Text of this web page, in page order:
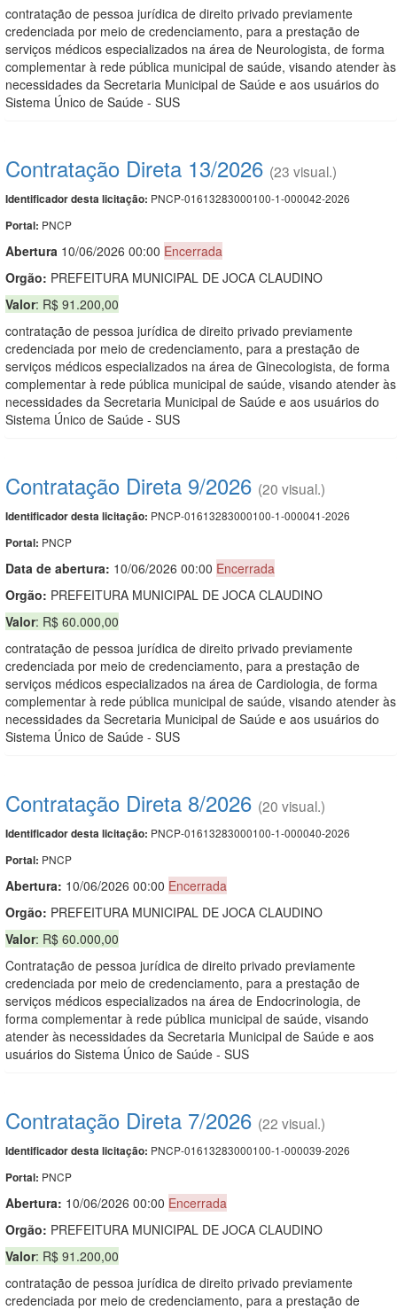
contratação de pessoa jurídica de direito privado previamente
credenciada por meio de credenciamento, para a prestação de
serviços médicos especializados na área de Neurologista, de forma
complementar à rede pública municipal de saúde, visando atender às
necessidades da Secretaria Municipal de Saúde e aos usuários do
Sistema Único de Saúde - SUS
Contratação Direta 13/2026 (23 visual.)
Identificador desta licitação: PNCP-01613283000100-1-000042-2026
Portal: PNCP
Abertura 10/06/2026 00:00 Encerrada
Orgão: PREFEITURA MUNICIPAL DE JOCA CLAUDINO
Valor: R$ 91.200,00
contratação de pessoa jurídica de direito privado previamente
credenciada por meio de credenciamento, para a prestação de
serviços médicos especializados na área de Ginecologista, de forma
complementar à rede pública municipal de saúde, visando atender às
necessidades da Secretaria Municipal de Saúde e aos usuários do
Sistema Único de Saúde - SUS
Contratação Direta 9/2026 (20 visual.)
Identificador desta licitação: PNCP-01613283000100-1-000041-2026
Portal: PNCP
Data de abertura: 10/06/2026 00:00 Encerrada
Orgão: PREFEITURA MUNICIPAL DE JOCA CLAUDINO
Valor: R$ 60.000,00
contratação de pessoa jurídica de direito privado previamente
credenciada por meio de credenciamento, para a prestação de
serviços médicos especializados na área de Cardiologia, de forma
complementar à rede pública municipal de saúde, visando atender às
necessidades da Secretaria Municipal de Saúde e aos usuários do
Sistema Único de Saúde - SUS
Contratação Direta 8/2026 (20 visual.)
Identificador desta licitação: PNCP-01613283000100-1-000040-2026
Portal: PNCP
Abertura: 10/06/2026 00:00 Encerrada
Orgão: PREFEITURA MUNICIPAL DE JOCA CLAUDINO
Valor: R$ 60.000,00
Contratação de pessoa jurídica de direito privado previamente
credenciada por meio de credenciamento, para a prestação de
serviços médicos especializados na área de Endocrinologia, de
forma complementar à rede pública municipal de saúde, visando
atender às necessidades da Secretaria Municipal de Saúde e aos
usuários do Sistema Único de Saúde - SUS
Contratação Direta 7/2026 (22 visual.)
Identificador desta licitação: PNCP-01613283000100-1-000039-2026
Portal: PNCP
Abertura: 10/06/2026 00:00 Encerrada
Orgão: PREFEITURA MUNICIPAL DE JOCA CLAUDINO
Valor: R$ 91.200,00
contratação de pessoa jurídica de direito privado previamente
credenciada por meio de credenciamento, para a prestação de